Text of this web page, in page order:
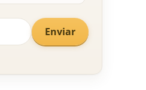
Enviar